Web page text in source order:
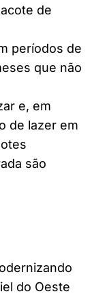
de
períodos de
que não
e, em
de lazer em
são
do Oeste